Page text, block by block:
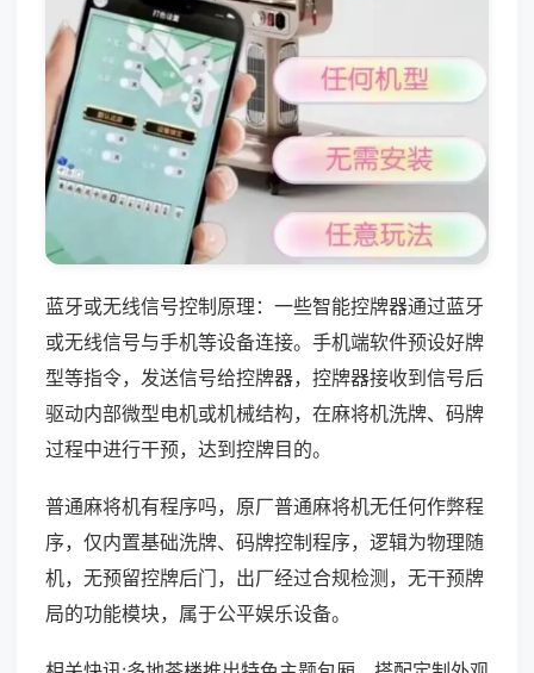
蓝牙或无线信号控制原理：一些智能控牌器通过蓝牙
或无线信号与手机等设备连接。手机端软件预设好牌
型等指令，发送信号给控牌器，控牌器接收到信号后
驱动内部微型电机或机械结构，在麻将机洗牌、码牌
过程中进行干预，达到控牌目的。
普通麻将机有程序吗，原厂普通麻将机无任何作弊程
序，仅内置基础洗牌、码牌控制程序，逻辑为物理随
机，无预留控牌后门，出厂经过合规检测，无干预牌
局的功能模块，属于公平娱乐设备。